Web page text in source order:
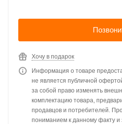
Хочу в подарок
Информация о товаре
не является публичной
за собой право изменять
комплектацию товара,
продавцов и потребителей.
пониманием к данному факту